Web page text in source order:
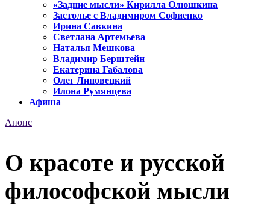
«Задние мысли» Кирилла Олюшкина
Застолье с Владимиром Софиенко
Ирина Савкина
Светлана Артемьева
Наталья Мешкова
Владимир Берштейн
Екатерина Габалова
Олег Липовецкий
Илона Румянцева
Афиша
Анонс
О красоте и русской
философской мысли